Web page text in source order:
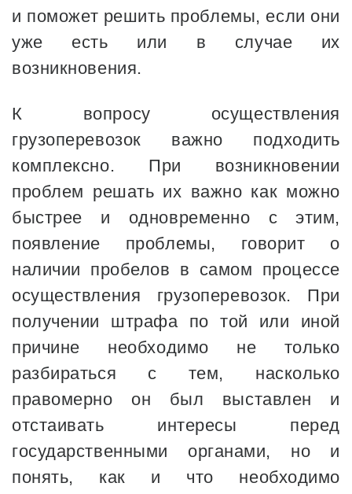
и поможет решить проблемы, если они
уже есть или в случае их
возникновения.
К вопросу осуществления
грузоперевозок важно подходить
комплексно. При возникновении
проблем решать их важно как можно
быстрее и одновременно с этим,
появление проблемы, говорит о
наличии пробелов в самом процессе
осуществления грузоперевозок. При
получении штрафа по той или иной
причине необходимо не только
разбираться с тем, насколько
правомерно он был выставлен и
отстаивать интересы перед
государственными органами, но и
понять, как и что необходимо